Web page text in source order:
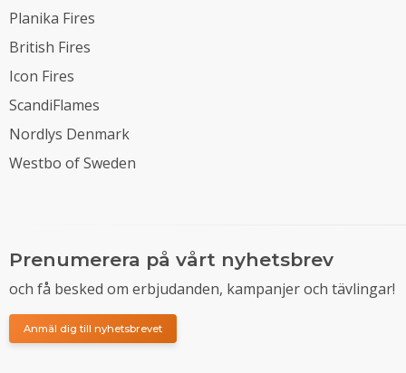
Planika Fires
British Fires
Icon Fires
ScandiFlames
Nordlys Denmark
Westbo of Sweden
Prenumerera på vårt nyhetsbrev
och få besked om erbjudanden, kampanjer och tävlingar!
Anmäl dig till nyhetsbrevet